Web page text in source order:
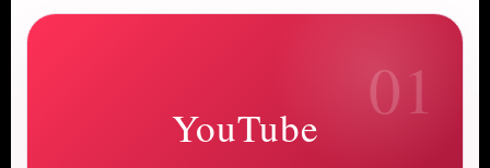
01
YouTube